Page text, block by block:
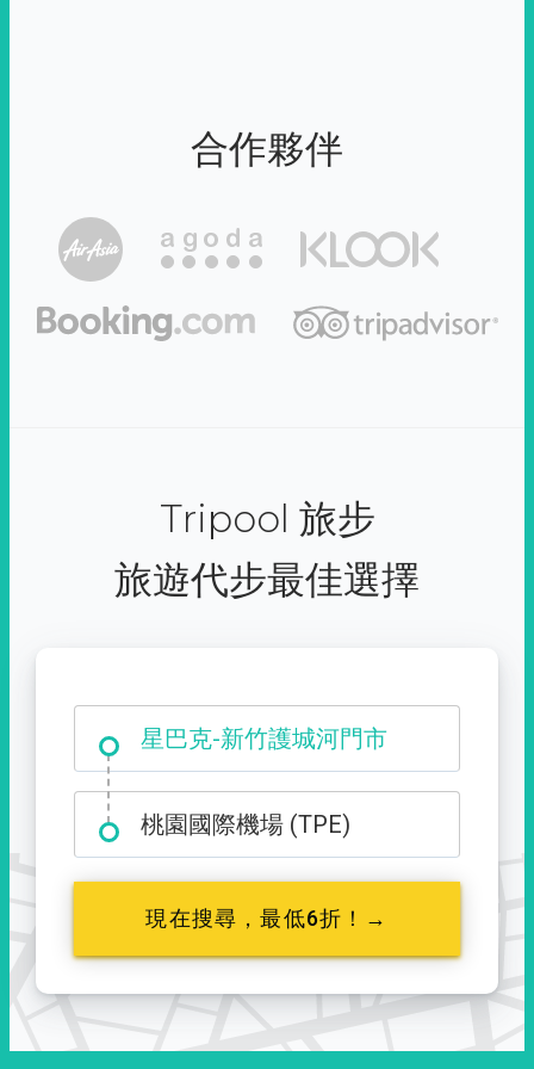
合作夥伴
Tripool 旅步
旅遊代步最佳選擇
星巴克-新竹護城河門市
大霸尖山登山口
桃園國際機場 (TPE)
現在搜尋，最低6折！→